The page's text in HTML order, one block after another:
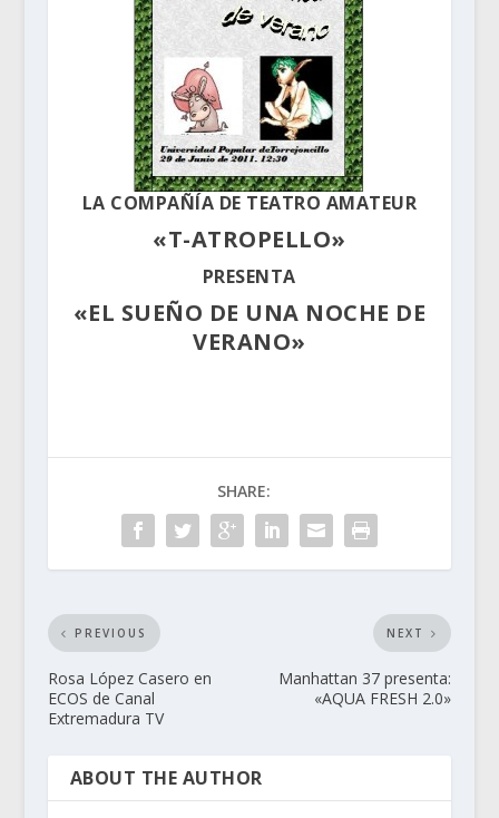
LA COMPAÑÍA DE TEATRO AMATEUR
«T-ATROPELLO»
PRESENTA
«EL SUEÑO DE UNA NOCHE DE
VERANO»
SHARE:
PREVIOUS
Rosa López Casero en
ECOS de Canal
Extremadura TV
NEXT
Manhattan 37 presenta:
«AQUA FRESH 2.0»
ABOUT THE AUTHOR